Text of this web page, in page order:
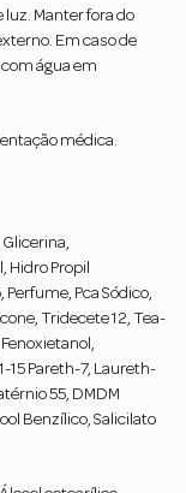
luz. Manter fora do
Em caso de
água em
médica.
Glicerina,
Hidro Propil
Pca Sódico,
Tridecete 12, Tea-
15 Pareth-7, Laureth-
55, DMDM
Benzílico, Salicilato